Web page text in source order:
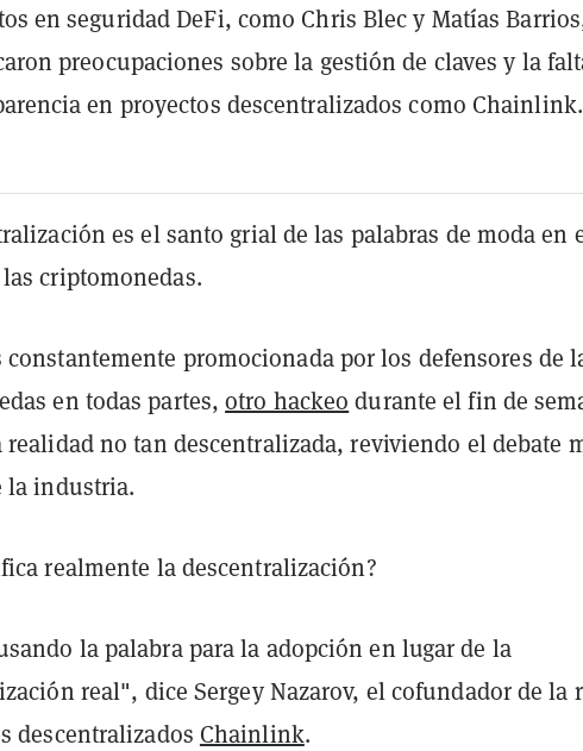
en seguridad DeFi, como Chris Blec y Matías
preocupaciones sobre la gestión de claves y la
en proyectos descentralizados como Chainlink.
es el santo grial de las palabras de moda en
criptomonedas.
constantemente promocionada por los defensores de
en todas partes,otro hackeo durante el fin de
no tan descentralizada, reviviendo el debate
la industria.
realmente la descentralización?
la palabra para la adopción en lugar de la
real", dice Sergey Nazarov, el cofundador de la
descentralizados Chainlink.